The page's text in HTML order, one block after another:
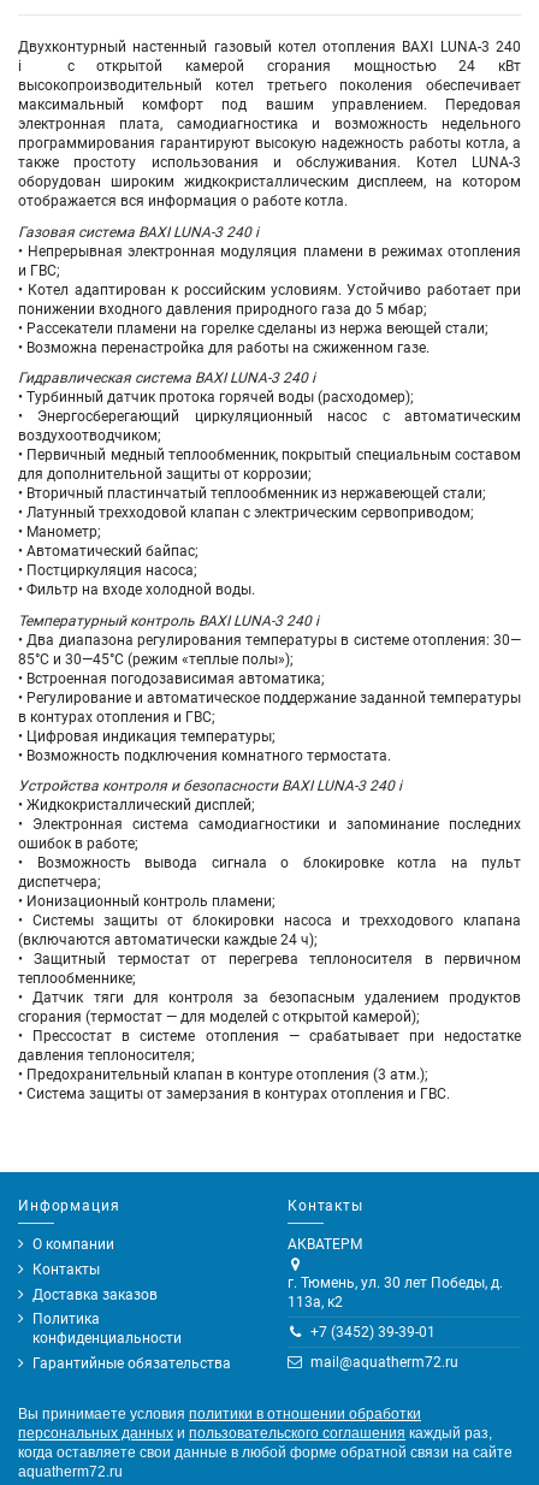
Двухконтурный настенный газовый котел отопления BAXI LUNA-3 240
i с открытой камерой сгорания мощностью 24 кВт
высокопроизводительный котел третьего поколения обеспечивает
максимальный комфорт под вашим управлением. Передовая
электронная плата, самодиагностика и возможность недельного
программирования гарантируют высокую надежность работы котла, а
также простоту использования и обслуживания. Котел LUNA-3
оборудован широким жидкокристаллическим дисплеем, на котором
отображается вся информация о работе котла.
Газовая система BAXI LUNA-3 240 i
• Непрерывная электронная модуляция пламени в режимах отопления
и ГВС;
• Котел адаптирован к российским условиям. Устойчиво работает при
понижении входного давления природного газа до 5 мбар;
• Рассекатели пламени на горелке сделаны из нержа веющей стали;
• Возможна перенастройка для работы на сжиженном газе.
Гидравлическая система BAXI LUNA-3 240 i
• Турбинный датчик протока горячей воды (расходомер);
• Энергосберегающий циркуляционный насос с автоматическим
воздухоотводчиком;
• Первичный медный теплообменник, покрытый специальным составом
для дополнительной защиты от коррозии;
• Вторичный пластинчатый теплообменник из нержавеющей стали;
• Латунный трехходовой клапан с электрическим сервоприводом;
• Манометр;
• Автоматический байпас;
• Постциркуляция насоса;
• Фильтр на входе холодной воды.
Температурный контроль BAXI LUNA-3 240 i
• Два диапазона регулирования температуры в системе отопления: 30—
85°С и 30—45°С (режим «теплые полы»);
• Встроенная погодозависимая автоматика;
• Регулирование и автоматическое поддержание заданной температуры
в контурах отопления и ГВС;
• Цифровая индикация температуры;
• Возможность подключения комнатного термостата.
Устройства контроля и безопасности BAXI LUNA-3 240 i
• Жидкокристаллический дисплей;
• Электронная система самодиагностики и запоминание последних
ошибок в работе;
• Возможность вывода сигнала о блокировке котла на пульт
диспетчера;
• Ионизационный контроль пламени;
• Системы защиты от блокировки насоса и трехходового клапана
(включаются автоматически каждые 24 ч);
• Защитный термостат от перегрева теплоносителя в первичном
теплообменнике;
• Датчик тяги для контроля за безопасным удалением продуктов
сгорания (термостат — для моделей с открытой камерой);
• Прессостат в системе отопления — срабатывает при недостатке
давления теплоносителя;
• Предохранительный клапан в контуре отопления (3 атм.);
• Система защиты от замерзания в контурах отопления и ГВС.
Информация
О компании
Контакты
Доставка заказов
Политика
конфиденциальности
Гарантийные обязательства
Контакты
АКВАТЕРМ
г. Тюмень, ул. 30 лет Победы, д.
113а, к2
+7 (3452) 39-39-01
mail@aquatherm72.ru
Вы принимаете условия политики в отношении обработки
персональных данных и пользовательского соглашения каждый раз,
когда оставляете свои данные в любой форме обратной связи на сайте
aquatherm72.ru